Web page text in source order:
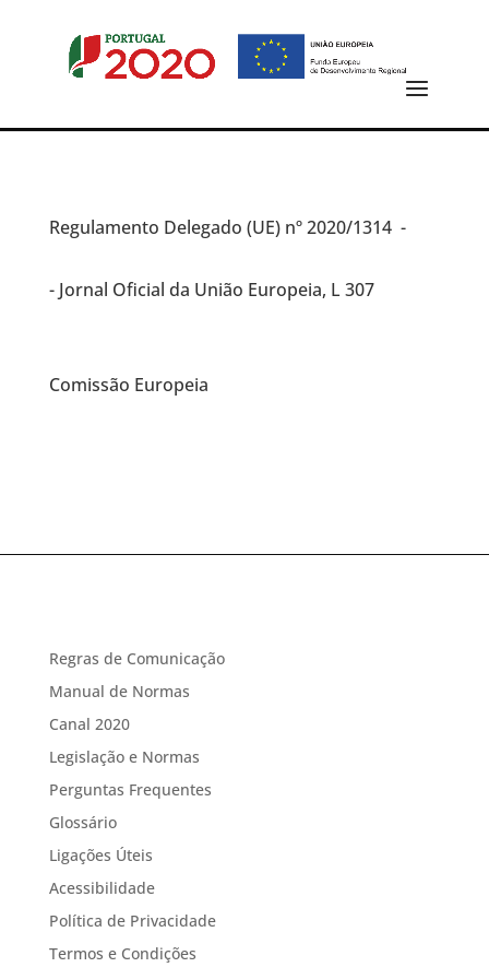
Regulamento Delegado (UE) nº 2020/1314 -
- Jornal Oficial da União Europeia, L 307
Comissão Europeia
Regras de Comunicação
Manual de Normas
Canal 2020
Legislação e Normas
Perguntas Frequentes
Glossário
Ligações Úteis
Acessibilidade
Política de Privacidade
Termos e Condições